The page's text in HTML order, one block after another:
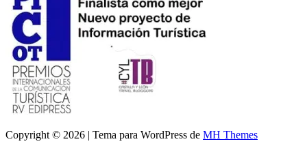
Copyright © 2026 | Tema para WordPress de MH Themes